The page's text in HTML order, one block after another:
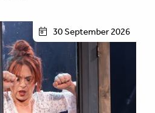
30 September 2026